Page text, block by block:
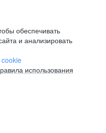
обеспечивать
и анализировать
использования